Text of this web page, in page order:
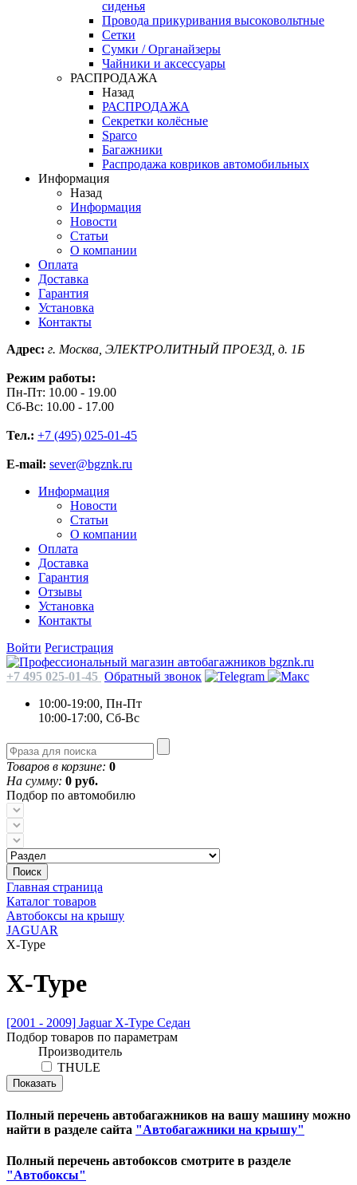
сиденья
Провода прикуривания высоковольтные
Сетки
Сумки / Органайзеры
Чайники и аксессуары
РАСПРОДАЖА
Назад
РАСПРОДАЖА
Секретки колёсные
Sparco
Багажники
Распродажа ковриков автомобильных
Информация
Назад
Информация
Новости
Статьи
О компании
Оплата
Доставка
Гарантия
Установка
Контакты
Адрес: г. Москва, ЭЛЕКТРОЛИТНЫЙ ПРОЕЗД, д. 1Б
Режим работы:
Пн-Пт: 10.00 - 19.00
Сб-Вс: 10.00 - 17.00
Тел.: +7 (495) 025-01-45
E-mail: sever@bgznk.ru
Информация
Новости
Статьи
О компании
Оплата
Доставка
Гарантия
Отзывы
Установка
Контакты
Войти Регистрация
+7 495 025-01-45 Обратный звонок
10:00-19:00, Пн-Пт
10:00-17:00, Сб-Вс
Товаров в корзине: 0
На сумму: 0 руб.
Подбор по автомобилю
Поиск
Главная страница
Каталог товаров
Автобоксы на крышу
JAGUAR
X-Type
X-Type
[2001 - 2009] Jaguar X-Type Седан
Подбор товаров по параметрам
Производитель
THULE
Полный перечень автобагажников на вашу машину можно
найти в разделе сайта "Автобагажники на крышу"
Полный перечень автобоксов смотрите в разделе
"Автобоксы"